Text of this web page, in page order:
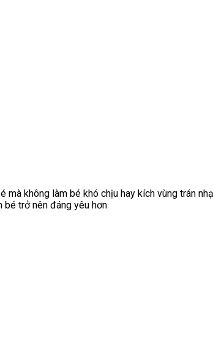
không làm bé khó chịu hay kích vùng trán
trở nên đáng yêu hơn